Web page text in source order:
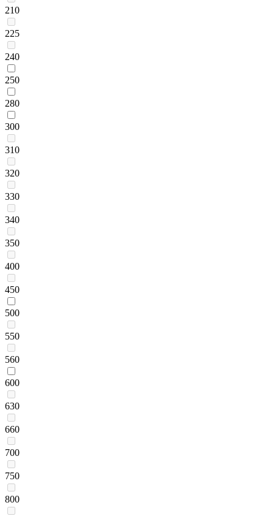
210
225
240
250
280
300
310
320
330
340
350
400
450
500
550
560
600
630
660
700
750
800